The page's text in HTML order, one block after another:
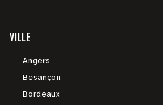
VILLE
Angers
Besançon
Bordeaux